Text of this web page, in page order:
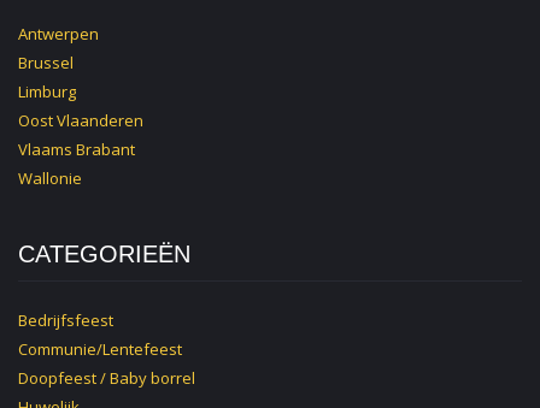
Antwerpen
Brussel
Limburg
Oost Vlaanderen
Vlaams Brabant
Wallonie
CATEGORIEËN
Bedrijfsfeest
Communie/Lentefeest
Doopfeest / Baby borrel